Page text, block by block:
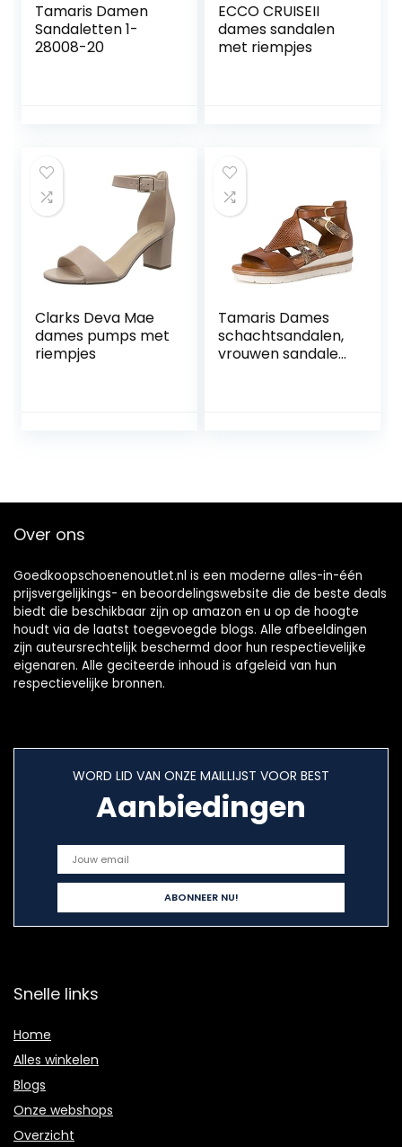
Tamaris Damen
Sandaletten 1-
28008-20
ECCO CRUISEII
dames sandalen
met riempjes
Clarks Deva Mae
dames pumps met
riempjes
Tamaris Dames
schachtsandalen,
vrouwen sandalen,
Over ons
Goedkoopschoenenoutlet.nl is een moderne alles-in-één
prijsvergelijkings- en beoordelingswebsite die de beste deals
biedt die beschikbaar zijn op amazon en u op de hoogte
houdt via de laatst toegevoegde blogs. Alle afbeeldingen
zijn auteursrechtelijk beschermd door hun respectievelijke
eigenaren. Alle geciteerde inhoud is afgeleid van hun
respectievelijke bronnen.
WORD LID VAN ONZE MAILLIJST VOOR BEST
Aanbiedingen
Snelle links
Home
Alles winkelen
Blogs
Onze webshops
Overzicht